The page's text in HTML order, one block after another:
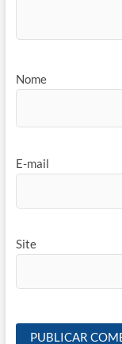
Nome
E-mail
Site